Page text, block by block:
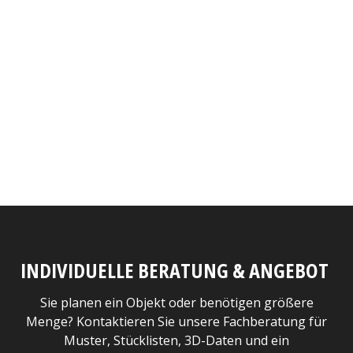
INDIVIDUELLE BERATUNG & ANGEBOT
Sie planen ein Objekt oder benötigen größere
Menge? Kontaktieren Sie unsere Fachberatung für
Muster, Stücklisten, 3D-Daten und ein